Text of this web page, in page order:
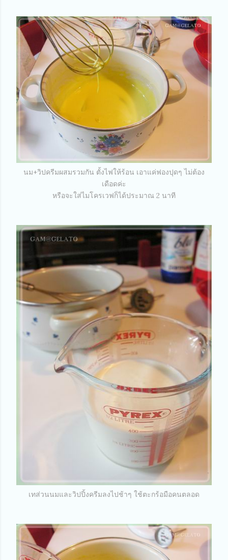
นม+วิปครีมผสมรวมกัน ตั้งไฟให้ร้อน เอาแค่ฟองปุดๆ ไม่ต้อง
เดือดค่ะ
หรือจะใส่ไมโครเวฟก็ได้ประมาณ 2 นาที
เทส่วนนมและวิปปิ้งครีมลงไปช้าๆ ใช้ตะกร้อมือคนตลอด